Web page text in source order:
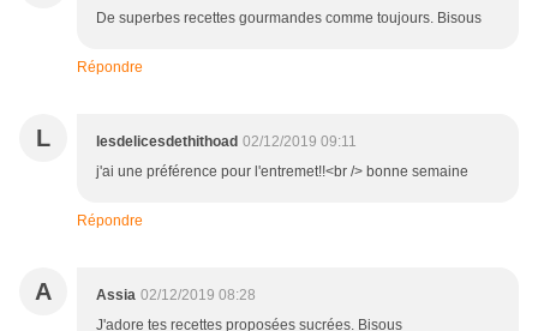
De superbes recettes gourmandes comme toujours. Bisous
Répondre
L lesdelicesdethithoad 02/12/2019 09:11
j'ai une préférence pour l'entremet!!<br /> bonne semaine
Répondre
A Assia 02/12/2019 08:28
J'adore tes recettes proposées sucrées. Bisous